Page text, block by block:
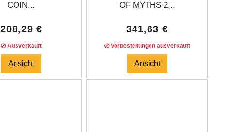
COIN...
208,29 €
Ausverkauft
Ansicht
OF MYTHS 2...
341,63 €
Vorbestellungen ausverkauft
Ansicht